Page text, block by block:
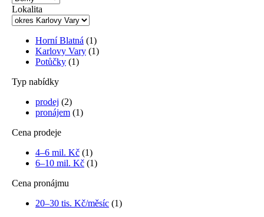
Lokalita
Horní Blatná (1)
Karlovy Vary (1)
Potůčky (1)
Typ nabídky
prodej (2)
pronájem (1)
Cena prodeje
4–6 mil. Kč (1)
6–10 mil. Kč (1)
Cena pronájmu
20–30 tis. Kč/měsíc (1)